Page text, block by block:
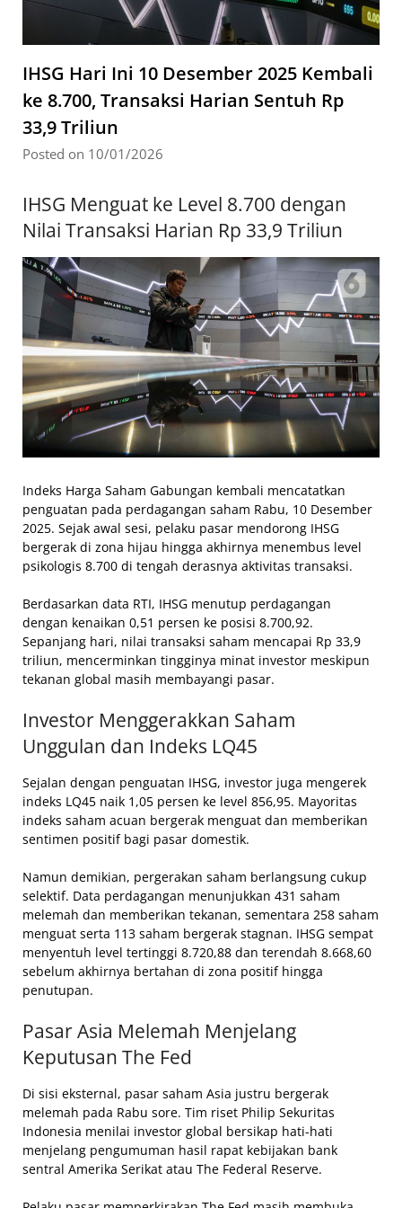
IHSG Hari Ini 10 Desember 2025 Kembali
ke 8.700, Transaksi Harian Sentuh Rp
33,9 Triliun
Posted on 10/01/2026
IHSG Menguat ke Level 8.700 dengan
Nilai Transaksi Harian Rp 33,9 Triliun
Indeks Harga Saham Gabungan kembali mencatatkan
penguatan pada perdagangan saham Rabu, 10 Desember
2025. Sejak awal sesi, pelaku pasar mendorong IHSG
bergerak di zona hijau hingga akhirnya menembus level
psikologis 8.700 di tengah derasnya aktivitas transaksi.
Berdasarkan data RTI, IHSG menutup perdagangan
dengan kenaikan 0,51 persen ke posisi 8.700,92.
Sepanjang hari, nilai transaksi saham mencapai Rp 33,9
triliun, mencerminkan tingginya minat investor meskipun
tekanan global masih membayangi pasar.
Investor Menggerakkan Saham
Unggulan dan Indeks LQ45
Sejalan dengan penguatan IHSG, investor juga mengerek
indeks LQ45 naik 1,05 persen ke level 856,95. Mayoritas
indeks saham acuan bergerak menguat dan memberikan
sentimen positif bagi pasar domestik.
Namun demikian, pergerakan saham berlangsung cukup
selektif. Data perdagangan menunjukkan 431 saham
melemah dan memberikan tekanan, sementara 258 saham
menguat serta 113 saham bergerak stagnan. IHSG sempat
menyentuh level tertinggi 8.720,88 dan terendah 8.668,60
sebelum akhirnya bertahan di zona positif hingga
penutupan.
Pasar Asia Melemah Menjelang
Keputusan The Fed
Di sisi eksternal, pasar saham Asia justru bergerak
melemah pada Rabu sore. Tim riset Philip Sekuritas
Indonesia menilai investor global bersikap hati-hati
menjelang pengumuman hasil rapat kebijakan bank
sentral Amerika Serikat atau The Federal Reserve.